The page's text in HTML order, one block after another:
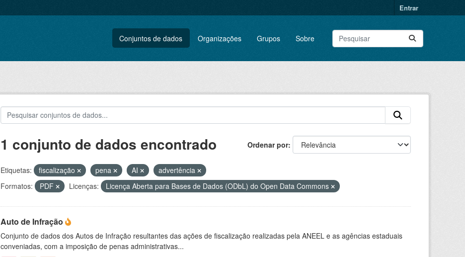
Entrar
Conjuntos de dados Organizações Grupos Sobre
Ordenar por
1 conjunto de dados encontrado
Etiquetas: fiscalização pena AI
advertência
Formatos:
PDF Licenças: Licença Aberta para Bases de Dados (ODbL) do Open Data Commons
Auto de Infração
Conjunto de dados dos Autos de Infração resultantes das ações de fiscalização realizadas pela ANEEL e as agências estaduais
conveniadas, com a imposição de penas administrativas...